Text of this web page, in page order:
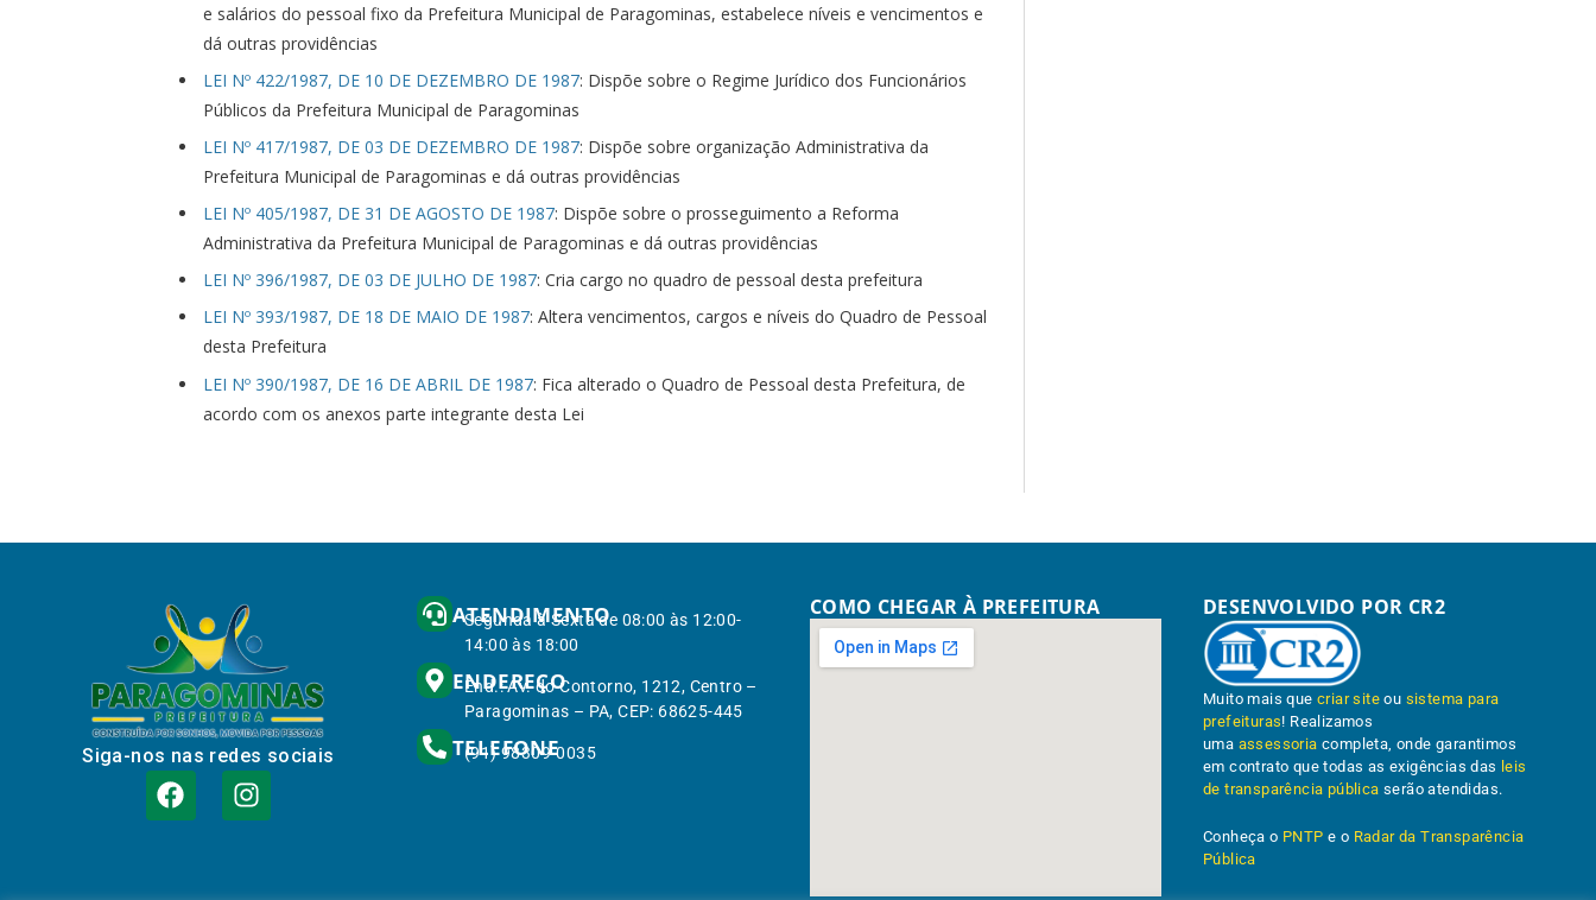
e salários do pessoal fixo da Prefeitura Municipal de Paragominas, estabelece níveis e vencimentos e
dá outras providências
LEI Nº 422/1987, DE 10 DE DEZEMBRO DE 1987: Dispõe sobre o Regime Jurídico dos Funcionários
Públicos da Prefeitura Municipal de Paragominas
LEI Nº 417/1987, DE 03 DE DEZEMBRO DE 1987: Dispõe sobre organização Administrativa da
Prefeitura Municipal de Paragominas e dá outras providências
LEI Nº 405/1987, DE 31 DE AGOSTO DE 1987: Dispõe sobre o prosseguimento a Reforma
Administrativa da Prefeitura Municipal de Paragominas e dá outras providências
LEI Nº 396/1987, DE 03 DE JULHO DE 1987: Cria cargo no quadro de pessoal desta prefeitura
LEI Nº 393/1987, DE 18 DE MAIO DE 1987: Altera vencimentos, cargos e níveis do Quadro de Pessoal
desta Prefeitura
LEI Nº 390/1987, DE 16 DE ABRIL DE 1987: Fica alterado o Quadro de Pessoal desta Prefeitura, de
acordo com os anexos parte integrante desta Lei
Siga-nos nas redes sociais
ATENDIMENTO
Segunda à Sexta de 08:00 às 12:00-
14:00 às 18:00
ENDEREÇO
End.: Av. do Contorno, 1212, Centro –
Paragominas – PA, CEP: 68625-445
TELEFONE
(91) 98309-0035
COMO CHEGAR À PREFEITURA DESENVOLVIDO POR CR2
Muito mais quecriar site ou sistema para
prefeituras! Realizamos
uma assessoria completa, onde garantimos
em contrato que todas as exigências das leis
de transparência pública serão atendidas.
Conheça o PNTP e o Radar da Transparência
Pública